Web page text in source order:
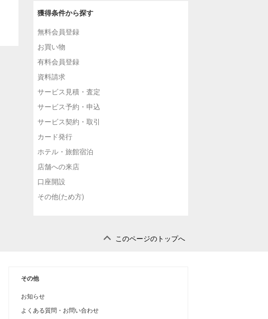
獲得条件から探す
無料会員登録
お買い物
有料会員登録
資料請求
サービス見積・査定
サービス予約・申込
サービス契約・取引
カード発行
ホテル・旅館宿泊
店舗への来店
口座開設
その他(ため方)
このページのトップへ
その他
お知らせ
よくある質問・お問い合わせ